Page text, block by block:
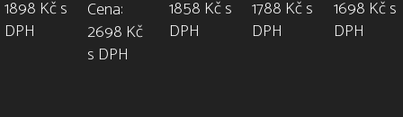
1898 Kč s
DPH
Cena:
2698 Kč
s DPH
1858 Kč s
DPH
1788 Kč s
DPH
1698 Kč s
DPH